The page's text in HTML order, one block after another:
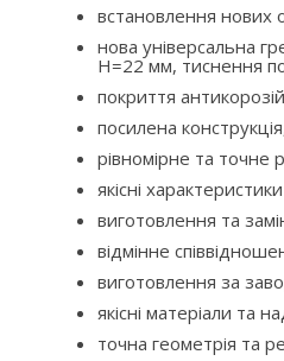
встановлення нових
нова універсальна
H=22 мм, тиснення по
покриття
посилена
рівномірне та точне
якісні
виготовлення та
відмінне
виготовлення за
якісні матеріали та
точна геометрія та